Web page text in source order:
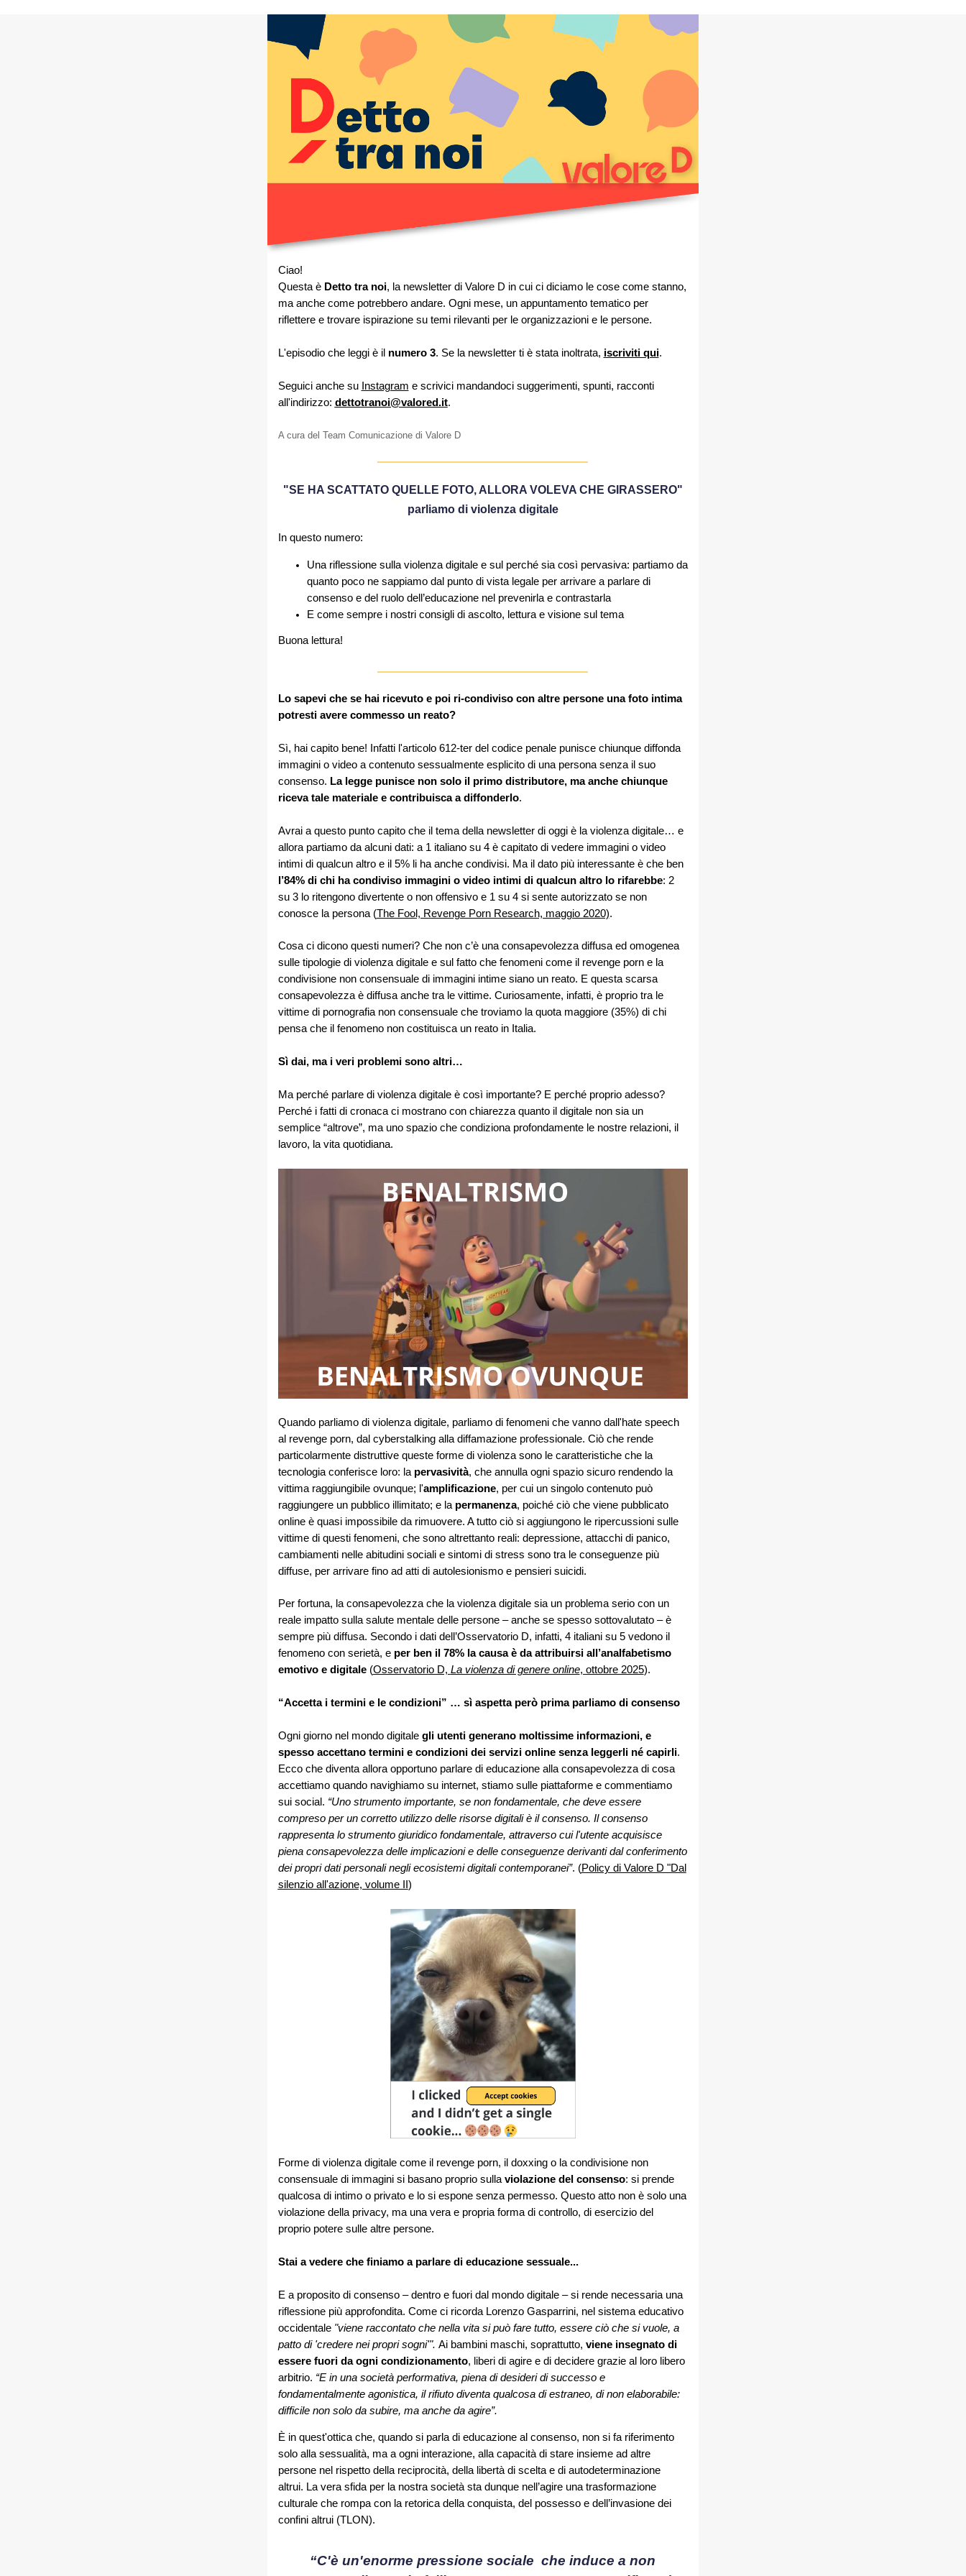
Ciao!
Questa è Detto tra noi, la newsletter di Valore D in cui ci diciamo le cose come stanno,
ma anche come potrebbero andare. Ogni mese, un appuntamento tematico per
riflettere e trovare ispirazione su temi rilevanti per le organizzazioni e le persone.
L'episodio che leggi è il numero 3. Se la newsletter ti è stata inoltrata, iscriviti qui.
Seguici anche su Instagram e scrivici mandandoci suggerimenti, spunti, racconti
all'indirizzo: dettotranoi@valored.it.
A cura del Team Comunicazione di Valore D
"SE HA SCATTATO QUELLE FOTO, ALLORA VOLEVA CHE GIRASSERO"
parliamo di violenza digitale
In questo numero:
Una riflessione sulla violenza digitale e sul perché sia così pervasiva: partiamo da
quanto poco ne sappiamo dal punto di vista legale per arrivare a parlare di
consenso e del ruolo dell’educazione nel prevenirla e contrastarla
E come sempre i nostri consigli di ascolto, lettura e visione sul tema
Buona lettura!
Lo sapevi chese hai ricevuto e poi ri-condiviso con altre persone una foto intima
potresti avere commesso un reato?
Sì, hai capito bene! Infatti l'articolo 612-ter del codice penale punisce chiunque diffonda
immagini o video a contenuto sessualmente esplicito di una persona senza il suo
consenso. La legge punisce non solo il primo distributore, ma anche chiunque
riceva tale materiale e contribuisca a diffonderlo.
Avrai a questo punto capito che il tema della newsletter di oggi è la violenza digitale… e
allora partiamo da alcuni dati: a 1 italiano su 4 è capitato di vedere immagini o video
intimi di qualcun altro e il 5% li ha anche condivisi. Ma il dato più interessante è che ben
l’84% di chi ha condiviso immagini o video intimi di qualcun altro lo rifarebbe: 2
su 3 lo ritengono divertente o non offensivo e 1 su 4 si sente autorizzato se non
conosce la persona (The Fool, Revenge Porn Research, maggio 2020).
Cosa ci dicono questi numeri? Che non c’è una consapevolezza diffusa ed omogenea
sulle tipologie di violenza digitale e sul fatto che fenomeni come il revenge porn e la
condivisione non consensuale di immagini intime siano un reato. E questa scarsa
consapevolezza è diffusa anche tra le vittime. Curiosamente, infatti, è proprio tra le
vittime di pornografia non consensuale che troviamo la quota maggiore (35%) di chi
pensa che il fenomeno non costituisca un reato in Italia.
Sì dai, ma i veri problemi sono altri…
Ma perché parlare di violenza digitale è così importante? E perché proprio adesso?
Perché i fatti di cronaca ci mostrano con chiarezza quanto il digitale non sia un
semplice “altrove”, ma uno spazio che condiziona profondamente le nostre relazioni, il
lavoro, la vita quotidiana.
Quando parliamo di violenza digitale, parliamo di fenomeni che vanno dall'hate speech
al revenge porn, dal cyberstalking alla diffamazione professionale. Ciò che rende
particolarmente distruttive queste forme di violenza sono le caratteristiche che la
tecnologia conferisce loro: la pervasività, che annulla ogni spazio sicuro rendendo la
vittima raggiungibile ovunque; l'amplificazione, per cui un singolo contenuto può
raggiungere un pubblico illimitato; e la permanenza, poiché ciò che viene pubblicato
online è quasi impossibile da rimuovere. A tutto ciò si aggiungono le ripercussioni sulle
vittime di questi fenomeni, che sono altrettanto reali: depressione, attacchi di panico,
cambiamenti nelle abitudini sociali e sintomi di stress sono tra le conseguenze più
diffuse, per arrivare fino ad atti di autolesionismo e pensieri suicidi.
Per fortuna, la consapevolezza che la violenza digitale sia un problema serio con un
reale impatto sulla salute mentale delle persone – anche se spesso sottovalutato – è
sempre più diffusa. Secondo i dati dell’Osservatorio D, infatti, 4 italiani su 5 vedono il
fenomeno con serietà, e per ben il 78% la causa è da attribuirsi all’analfabetismo
emotivo e digitale(Osservatorio D, La violenza di genere online, ottobre 2025).
“Accetta i termini e le condizioni” … sì aspetta però prima parliamo di consenso
Ogni giorno nel mondo digitale gli utenti generano moltissime informazioni, e
spesso accettano termini e condizioni dei servizi online senza leggerli né capirli.
Ecco che diventa allora opportuno parlare di educazione alla consapevolezza di cosa
accettiamo quando navighiamo su internet, stiamo sulle piattaforme e commentiamo
sui social. “Uno strumento importante, se non fondamentale, che deve essere
compreso per un corretto utilizzo delle risorse digitali è il consenso. Il consenso
rappresenta lo strumento giuridico fondamentale, attraverso cui l'utente acquisisce
piena consapevolezza delle implicazioni e delle conseguenze derivanti dal conferimento
dei propri dati personali negli ecosistemi digitali contemporanei”. (Policy di Valore D "Dal
silenzio all'azione, volume II )
Forme di violenza digitale come il revenge porn, il doxxing o la condivisione non
consensuale di immagini si basano proprio sulla violazione del consenso: si prende
qualcosa di intimo o privato e lo si espone senza permesso. Questo atto non è solo una
violazione della privacy, ma una vera e propria forma di controllo, di esercizio del
proprio potere sulle altre persone.
Stai a vedere che finiamo a parlare di educazione sessuale...
E a proposito di consenso – dentro e fuori dal mondo digitale – si rende necessaria una
riflessione più approfondita. Come ci ricorda Lorenzo Gasparrini, nel sistema educativo
occidentale "viene raccontato che nella vita si può fare tutto, essere ciò che si vuole, a
patto di 'credere nei propri sogni'". Ai bambini maschi, soprattutto, viene insegnato di
essere fuori da ogni condizionamento, liberi di agire e di decidere grazie al loro libero
arbitrio. “E in una società performativa, piena di desideri di successo e
fondamentalmente agonistica, il rifiuto diventa qualcosa di estraneo, di non elaborabile:
difficile non solo da subire, ma anche da agire”.
È in quest'ottica che, quando si parla di educazione al consenso, non si fa riferimento
solo alla sessualità, ma a ogni interazione, alla capacità di stare insieme ad altre
persone nel rispetto della reciprocità, della libertà di scelta e di autodeterminazione
altrui. La vera sfida per la nostra società sta dunque nell’agire una trasformazione
culturale che rompa con la retorica della conquista, del possesso e dell’invasione dei
confini altrui (TLON).
“C'è un'enorme pressione sociale che induce a non